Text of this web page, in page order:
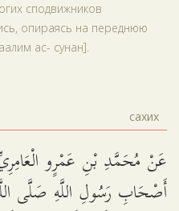
сподвижников
опираясь на переднюю
ас- сунан].
сахих
عَنْ مُحَمَّدِ بْنِ عَمْرٍو
أَصْحَابِ رَسُولِ اللَّهِ صَلَّى